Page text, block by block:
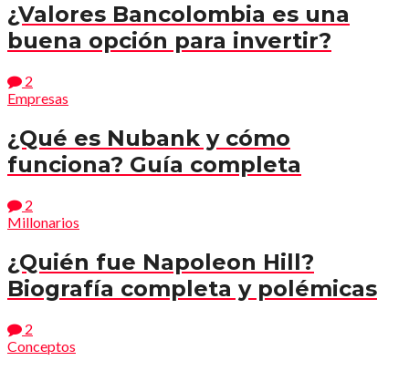
¿Valores Bancolombia es una
buena opción para invertir?
2
Empresas
¿Qué es Nubank y cómo
funciona? Guía completa
2
Millonarios
¿Quién fue Napoleon Hill?
Biografía completa y polémicas
2
Conceptos